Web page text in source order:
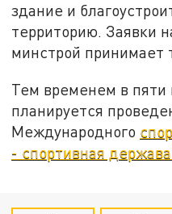
здание и
территорию. Заявки
минстрой принимает
Тем временем в пяти
планируется
Международного
- спортивная